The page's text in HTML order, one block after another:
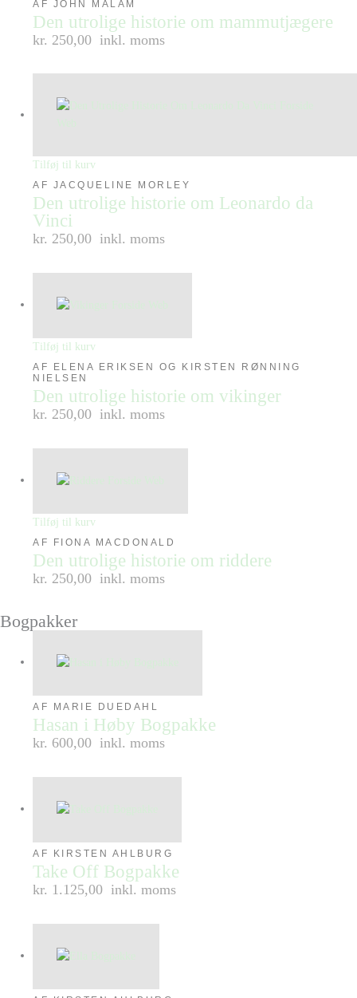
AF JOHN MALAM
Den utrolige historie om mammutjægere
kr. 250,00 inkl. moms
Tilføj til kurv
AF JACQUELINE MORLEY
Den utrolige historie om Leonardo da
Vinci
kr. 250,00 inkl. moms
Tilføj til kurv
AF ELENA ERIKSEN OG KIRSTEN RØNNING
NIELSEN
Den utrolige historie om vikinger
kr. 250,00 inkl. moms
Tilføj til kurv
AF FIONA MACDONALD
Den utrolige historie om riddere
kr. 250,00 inkl. moms
Bogpakker
AF MARIE DUEDAHL
Hasan i Høby Bogpakke
kr. 600,00 inkl. moms
AF KIRSTEN AHLBURG
Take Off Bogpakke
kr. 1.125,00 inkl. moms